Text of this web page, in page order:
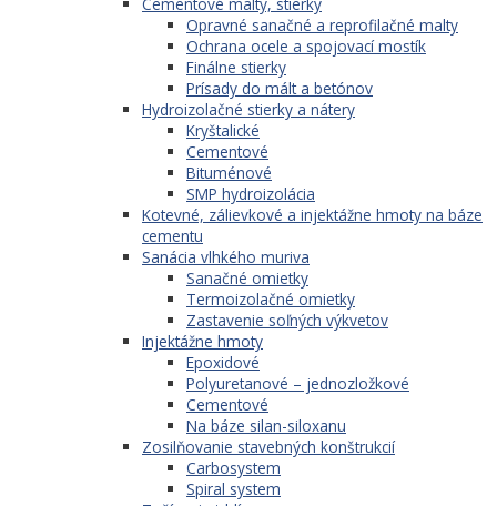
Opravné sanačné a reprofilačné malty
Ochrana ocele a spojovací mostík
Finálne stierky
Prísady do mált a betónov
Hydroizolačné stierky a nátery
Kryštalické
Cementové
Bituménové
SMP hydroizolácia
Kotevné, zálievkové a injektážne hmoty na báze
cementu
Sanácia vlhkého muriva
Sanačné omietky
Termoizolačné omietky
Zastavenie soľných výkvetov
Injektážne hmoty
Epoxidové
Polyuretanové – jednozložkové
Cementové
Na báze silan-siloxanu
Zosilňovanie stavebných konštrukcií
Carbosystem
Spiral system